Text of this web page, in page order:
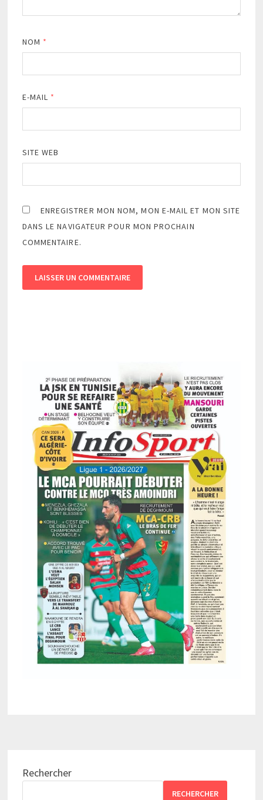
NOM *
E-MAIL *
SITE WEB
ENREGISTRER MON NOM, MON E-MAIL ET MON SITE
DANS LE NAVIGATEUR POUR MON PROCHAIN
COMMENTAIRE.
Rechercher
RECHERCHER